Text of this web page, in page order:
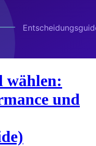
wählen:
und